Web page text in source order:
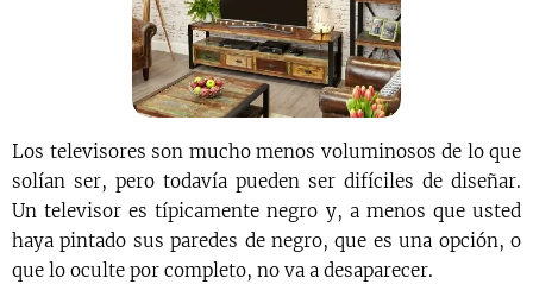
Los televisores son mucho menos voluminosos de lo que
solían ser, pero todavía pueden ser difíciles de diseñar.
Un televisor es típicamente negro y, a menos que usted
haya pintado sus paredes de negro, que es una opción, o
que lo oculte por completo, no va a desaparecer.